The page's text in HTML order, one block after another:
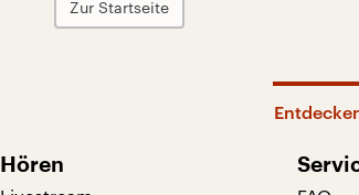
Zur Startseite
Hören